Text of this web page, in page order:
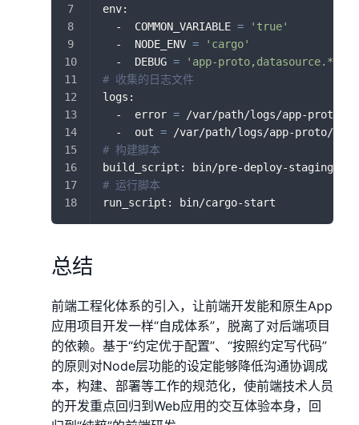
env:
  -  COMMON_VARIABLE
=
'true'
  -  NODE_ENV
=
'cargo'
  -  DEBUG
=
'app-proto,datasource.*'
# 收集的日志文件
logs:
  -  error
= /var/path/logs/app-proto/
  -  out
= /var/path/logs/app-proto/
# 构建脚本
build_script: bin/pre-deploy-staging
# 运行脚本
run_script: bin/cargo-start
总结
前端工程化体系的引入，让前端开发能和原生App
应用项目开发一样“自成体系”，脱离了对后端项目
的依赖。基于“约定优于配置”、“按照约定写代码”
的原则对Node层功能的设定能够降低沟通协调成
本，构建、部署等工作的规范化，使前端技术人员
的开发重点回归到Web应用的交互体验本身，回